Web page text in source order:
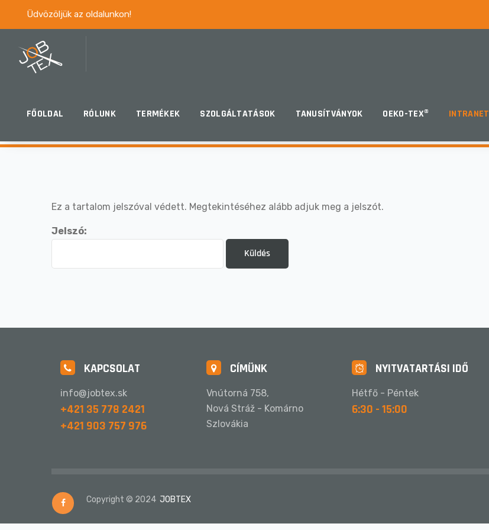
Üdvözöljük az oldalunkon!
FŐOLDAL RÓLUNK TERMÉKEK SZOLGÁLTATÁSOK TANUSÍTVÁNYOK OEKO-TEX® INTRANET
VÉDETT: INTRANET
Ez a tartalom jelszóval védett. Megtekintéséhez alább adjuk meg a jelszót.
Jelszó:
KAPCSOLAT
info@jobtex.sk
+421 35 778 2421
+421 903 757 976
CÍMÜNK
Vnútorná 758,
Nová Stráž - Komárno
Szlovákia
NYITVATARTÁSI IDŐ
Hétfő - Péntek
6:30 - 15:00
Copyright © 2024 JOBTEX